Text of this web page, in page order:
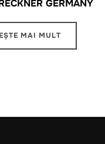
GERMANY
MAI MULT